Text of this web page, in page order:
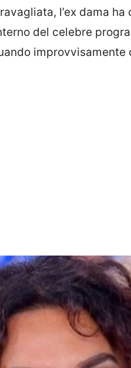
l’ex dama ha
del celebre
improvvisamente